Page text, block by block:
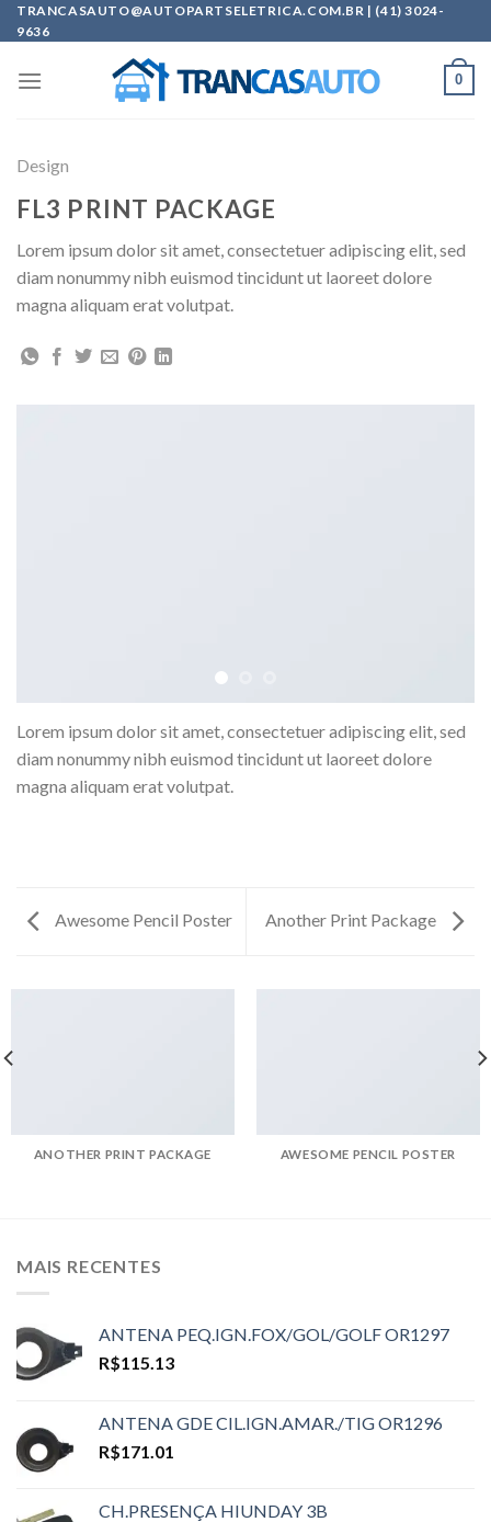
Skip
to
TRANCASAUTO@AUTOPARTSELETRICA.COM.BR | (41) 3024-
9636
0
Design
FL3 PRINT PACKAGE
Lorem ipsum dolor sit amet, consectetuer adipiscing elit, sed
diam nonummy nibh euismod tincidunt ut laoreet dolore
magna aliquam erat volutpat.
Lorem ipsum dolor sit amet, consectetuer adipiscing elit, sed
diam nonummy nibh euismod tincidunt ut laoreet dolore
magna aliquam erat volutpat.
Awesome Pencil Poster Another Print Package
ANOTHER PRINT PACKAGE AWESOME PENCIL POSTER
MAIS RECENTES
ANTENA PEQ.IGN.FOX/GOL/GOLF OR1297
R$115.13
ANTENA GDE CIL.IGN.AMAR./TIG OR1296
R$171.01
CH.PRESENÇA HIUNDAY 3B